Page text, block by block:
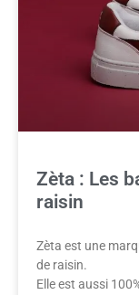
Zèta : Les
raisin
Zèta est une
de raisin.
Elle est aussi